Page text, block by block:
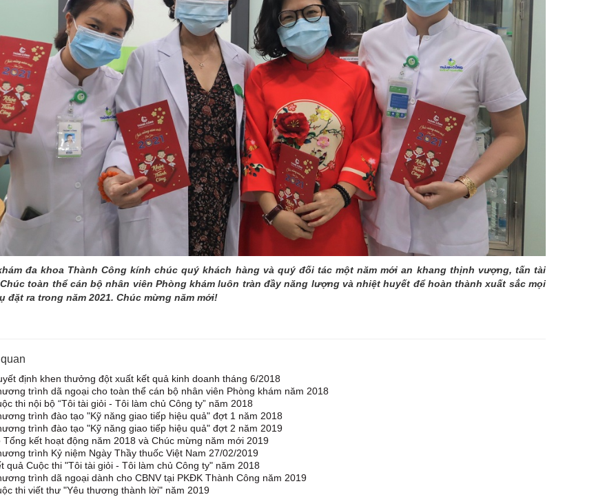
đa khoa Thành Công kính chúc quý khách hàng và quý đối tác một năm mới an khang thịnh vượng, tấn tài
toàn thể cán bộ nhân viên Phòng khám luôn tràn đầy năng lượng và nhiệt huyết để hoàn thành xuất sắc mọi
đặt ra trong năm 2021. Chúc mừng năm mới!
định khen thưởng đột xuất kết quả kinh doanh tháng 6/2018
trình dã ngoại cho toàn thể cán bộ nhân viên Phòng khám năm 2018
thi nội bộ “Tôi tài giỏi - Tôi làm chủ Công ty” năm 2018
trình đào tạo "Kỹ năng giao tiếp hiệu quả" đợt 1 năm 2018
trình đào tạo "Kỹ năng giao tiếp hiệu quả" đợt 2 năm 2019
Tổng kết hoạt động năm 2018 và Chúc mừng năm mới 2019
trình Kỷ niệm Ngày Thầy thuốc Việt Nam 27/02/2019
quả Cuộc thi "Tôi tài giỏi - Tôi làm chủ Công ty" năm 2018
trình dã ngoại dành cho CBNV tại PKĐK Thành Công năm 2019
thi viết thư "Yêu thương thành lời" năm 2019